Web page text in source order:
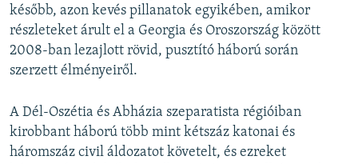
később, azon kevés pillanatok egyikében, amikor
részleteket árult el a Georgia és Oroszország között
2008-ban lezajlott rövid, pusztító háború során
szerzett élményeiről.
A Dél-Oszétia és Abházia szeparatista régióiban
kirobbant háború több mint kétszáz katonai és
háromszáz civil áldozatot követelt, és ezreket